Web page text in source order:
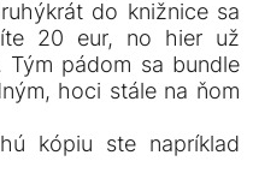
do knižnice sa
20 eur, no hier už
Tým pádom sa bundle
hoci stále na ňom
kópiu ste napríklad